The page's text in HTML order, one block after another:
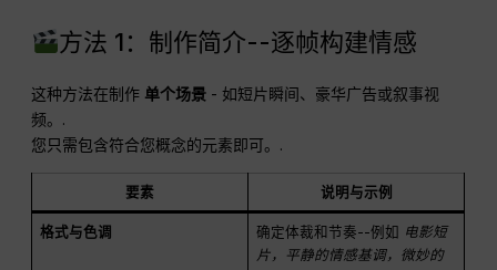
方法 1：制作简介--逐帧构建情感
这种方法在制作 单个场景 - 如短片瞬间、豪华广告或叙事视
频。.
您只需包含符合您概念的元素即可。.
要素 说明与示例
格式与色调 确定体裁和节奏--例如 电影短
片，平静的情感基调，微妙的